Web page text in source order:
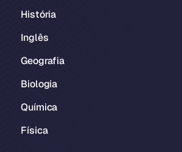
História
Inglês
Geografia
Biologia
Química
Física